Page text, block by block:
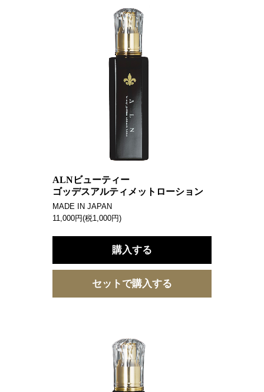
ALNビューティー
ゴッデスアルティメットローション
MADE IN JAPAN
11,000円(税1,000円)
購入する
セットで購入する